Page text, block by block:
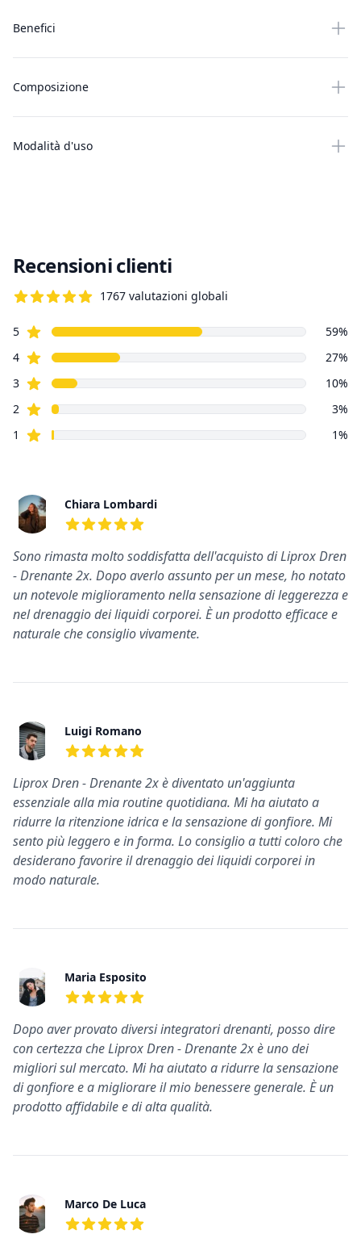
Benefici
Composizione
Modalità d'uso
Recensioni clienti
1767 valutazioni globali
Recensioni clienti
5Stelle recensioni 59%
4Stelle recensioni 27%
3Stelle recensioni 10%
2 Stelle recensioni 3%
1
Stelle recensioni 1%
Recensioni recenti
Chiara Lombardi
Sono rimasta molto soddisfatta dell'acquisto di Liprox Dren
- Drenante 2x. Dopo averlo assunto per un mese, ho notato
un notevole miglioramento nella sensazione di leggerezza e
nel drenaggio dei liquidi corporei. È un prodotto efficace e
naturale che consiglio vivamente.
Luigi Romano
Liprox Dren - Drenante 2x è diventato un'aggiunta
essenziale alla mia routine quotidiana. Mi ha aiutato a
ridurre la ritenzione idrica e la sensazione di gonfiore. Mi
sento più leggero e in forma. Lo consiglio a tutti coloro che
desiderano favorire il drenaggio dei liquidi corporei in
modo naturale.
Maria Esposito
Dopo aver provato diversi integratori drenanti, posso dire
con certezza che Liprox Dren - Drenante 2x è uno dei
migliori sul mercato. Mi ha aiutato a ridurre la sensazione
di gonfiore e a migliorare il mio benessere generale. È un
prodotto affidabile e di alta qualità.
Marco De Luca